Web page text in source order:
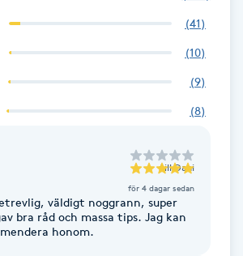
(41)
(10)
(9)
(8)
till Dani
för 4 dagar sedan
väldigt noggrann, super
bra råd och massa tips. Jag kan
honom.